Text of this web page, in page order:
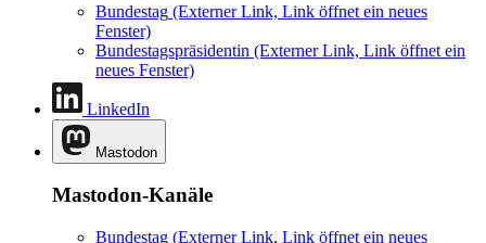
Bundestag (Externer Link, Link öffnet ein neues
Fenster)
Bundestagspräsidentin (Externer Link, Link öffnet ein
neues Fenster)
LinkedIn
Mastodon
Mastodon-Kanäle
Bundestag (Externer Link, Link öffnet ein neues